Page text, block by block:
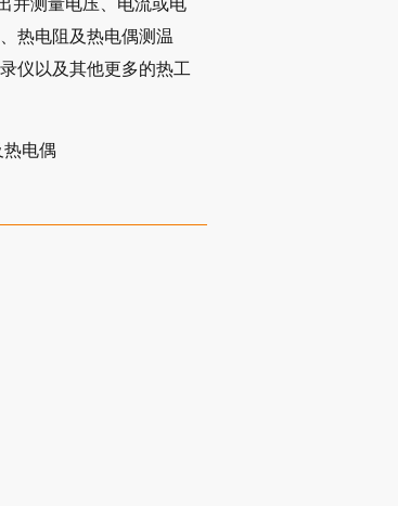
并测量电压、电流或电
热电阻及热电偶测温
仪以及其他更多的热工
电偶